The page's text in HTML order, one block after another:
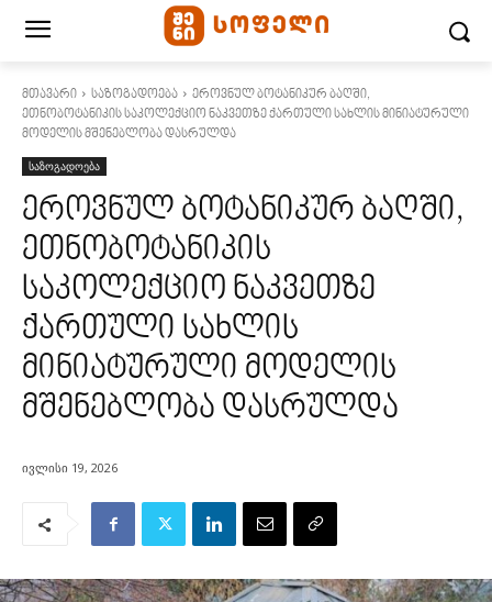
მთავარი საზოგადოება
ეროვნულ ბოტანიკურ ბაღში,
ეთნობოტანიკის საკოლექციო ნაკვეთზე ქართული სახლის მინიატურული
მოდელის მშენებლობა დასრულდა
საზოგადოება
ეროვნულ ბოტანიკურ ბაღში,
ეთნობოტანიკის
საკოლექციო ნაკვეთზე
ქართული სახლის
მინიატურული მოდელის
მშენებლობა დასრულდა
ივლისი 19, 2026